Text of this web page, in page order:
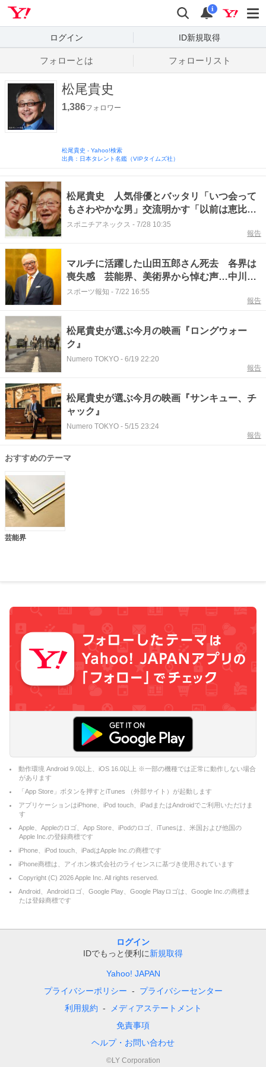
検索
通知
i
ログイン ID新規取得
フォローとは フォローリスト
松尾貴史
1,386フォロワー
松尾貴史 - Yahoo!検索
出典：日本タレント名鑑（VIPタイムズ社）
松尾貴史 人気俳優とバッタリ「いつ会って
もさわやかな男」交流明かす「以前は恵比寿
の夜道で」
スポニチアネックス - 7/28 10:35
報告
マルチに活躍した山田五郎さん死去 各界は
喪失感 芸能界、美術界から悼む声…中川翔
子や松尾貴史、村上隆氏ら
スポーツ報知 - 7/22 16:55
報告
松尾貴史が選ぶ今月の映画『ロングウォー
ク』
Numero TOKYO - 6/19 22:20
報告
松尾貴史が選ぶ今月の映画『サンキュー、チ
ャック』
Numero TOKYO - 5/15 23:24
報告
おすすめのテーマ
芸能界
動作環境 Android 9.0以上、iOS 16.0以上 ※一部の機種では正常に動作しない場合
があります
「App Store」ボタンを押すとiTunes （外部サイト）が起動します
アプリケーションはiPhone、iPod touch、iPadまたはAndroidでご利用いただけま
す
Apple、Appleのロゴ、App Store、iPodのロゴ、iTunesは、米国および他国の
Apple Inc.の登録商標です
iPhone、iPod touch、iPadはApple Inc.の商標です
iPhone商標は、アイホン株式会社のライセンスに基づき使用されています
Copyright (C) 2026Apple Inc. All rights reserved.
Android、Androidロゴ、Google Play、Google Playロゴは、Google Inc.の商標ま
たは登録商標です
ログイン
IDでもっと便利に新規取得
Yahoo! JAPAN
プライバシーポリシー
プライバシーセンター
利用規約
メディアステートメント
免責事項
ヘルプ・お問い合わせ
©LY Corporation